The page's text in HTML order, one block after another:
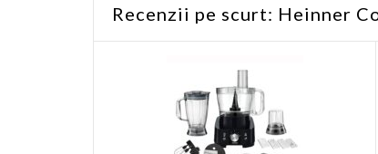
Recenzii pe scurt: Heinner